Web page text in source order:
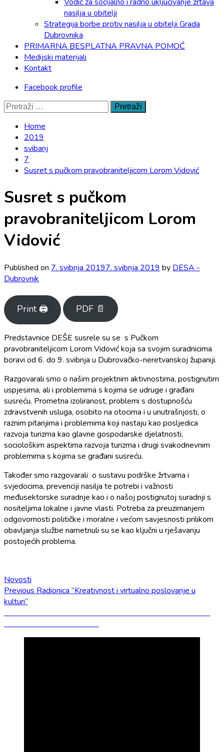
nasilja u obitelji
Strategija borbe protiv nasilja u obitelji Grada
Dubrovnika
PRIMARNA BESPLATNA PRAVNA POMOĆ
Medijski materijali
Kontakt
Facebook profile
Pretraži:
Home
2019
svibanj
7
Susret s pučkom pravobraniteljicom Lorom Vidović
Susret s pučkom
pravobraniteljicom Lorom
Vidović
Published on 7. svibnja 20197. svibnja 2019 by DESA -
Dubrovnik
Print 🖨 PDF 📄
Predstavnice DEŠE susrele su se s Pučkom
pravobraniteljicom Lorom Vidović koja sa svojim suradnicima
boravi od 6. do 9. svibnja u Dubrovačko-neretvanskoj županiji.
Razgovarali smo o našim projektnim aktivnostima, postignutim
uspjesima, ali i problemima s kojima se udruge i građani
susreću. Prometna izoliranost, problemi s dostupnošću
zdravstvenih usluga, osobito na otocima i u unutrašnjosti, o
raznim pitanjima i problemima koji nastaju kao posljedica
razvoja turizma kao glavne gospodarske djelatnosti,
sociološkim aspektima razvoja turizma i drugi svakodnevnim
problemima s kojima se građani susreću.
Također smo razgovarali o sustavu podrške žrtvama i
svjedocima, prevenciji nasilja te potrebi i važnosti
međusektorske suradnje kao i o našoj postignutoj suradnji s
nositeljima lokalne i javne vlasti. Potreba za preuzimanjem
odgovornosti političke i moralne i većom savjesnosti prilikom
obavljanja službe nametnuli su se kao ključni u rješavanju
postojećih problema.
Novosti
Navigacija
objava
Previous Previous
Radionica “Kreativnost i virtualno poslovanje u
kulturi”